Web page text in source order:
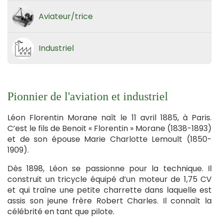
Aviateur/trice
Industriel
Pionnier de l'aviation et industriel
Léon Florentin Morane naît le 11 avril 1885, à Paris.
C’est le fils de Benoit « Florentin » Morane (1838-1893)
et de son épouse Marie Charlotte Lemoult (1850-
1909).
Dès 1898, Léon se passionne pour la technique. Il
construit un tricycle équipé d’un moteur de 1,75 CV
et qui traîne une petite charrette dans laquelle est
assis son jeune frère Robert Charles. Il connaît la
célébrité en tant que pilote.